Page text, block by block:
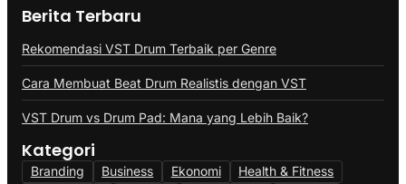
Berita Terbaru
Rekomendasi VST Drum Terbaik per Genre
Cara Membuat Beat Drum Realistis dengan VST
VST Drum vs Drum Pad: Mana yang Lebih Baik?
Kategori
Branding Business Ekonomi
Health & Fitness